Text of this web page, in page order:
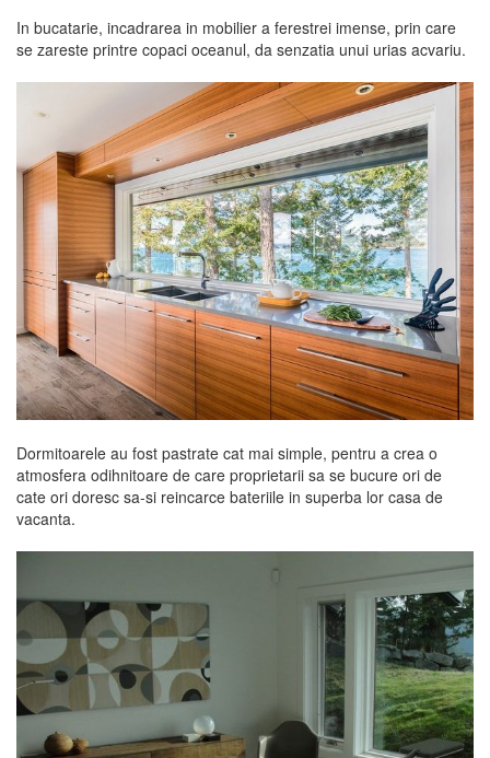
In bucatarie, incadrarea in mobilier a ferestrei imense, prin care
se zareste printre copaci oceanul, da senzatia unui urias acvariu.
Dormitoarele au fost pastrate cat mai simple, pentru a crea o
atmosfera odihnitoare de care proprietarii sa se bucure ori de
cate ori doresc sa-si reincarce bateriile in superba lor casa de
vacanta.